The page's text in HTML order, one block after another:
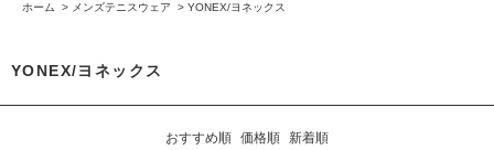
ホーム > メンズテニスウェア > YONEX/ヨネックス
YONEX/ヨネックス
おすすめ順 価格順 新着順